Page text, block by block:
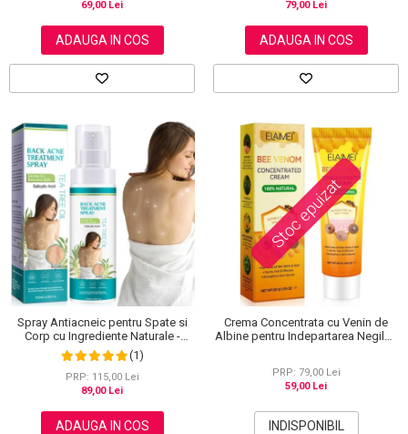
69,00 Lei
ADAUGA IN COS
79,00 Lei
ADAUGA IN COS
Spray Antiacneic pentru Spate si
Corp cu Ingrediente Naturale -
Reduce Cosurile si Excesul de
Sebum, 120 ml
(1)
PRP: 115,00 Lei
89,00 Lei
ADAUGA IN COS
Stoc epuizat
Crema Concentrata cu Venin de
Albine pentru Indepartarea Negilor,
PRP: 79,00 Lei
59,00 Lei
INDISPONIBIL